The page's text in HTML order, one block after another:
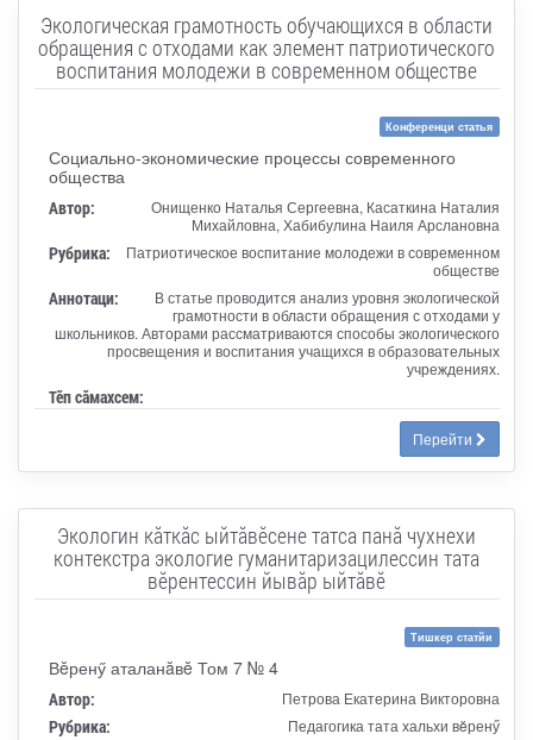
Экологическая грамотность обучающихся в области
обращения с отходами как элемент патриотического
воспитания молодежи в современном обществе
Конференци статья
Социально-экономические процессы современного
общества
Автор:
Онищенко Наталья Сергеевна, Касаткина Наталия
Михайловна, Хабибулина Наиля Арслановна
Рубрика:
Патриотическое воспитание молодежи в современном
обществе
Аннотаци:
В статье проводится анализ уровня экологической
грамотности в области обращения с отходами у
школьников. Авторами рассматриваются способы экологического
просвещения и воспитания учащихся в образовательных
учреждениях.
Тӗп сӑмахсем:
Перейти
Экологин кăткăс ыйтăвĕсене татса панă чухнехи
контекстра экологие гуманитаризацилессин тата
вĕрентессин йывăр ыйтăвĕ
Тишкер статйи
Вĕренӳ аталанăвĕ Том 7 № 4
Автор: Петрова Екатерина Викторовна
Рубрика: Педагогика тата хальхи вĕренӳ